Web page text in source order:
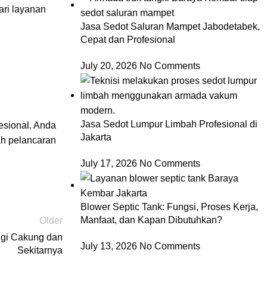
layanan
Anda
pelancaran
Older
Cakung dan
Sekitarnya
Jasa Sedot Saluran Mampet Jabodetabek,
Cepat dan Profesional
July 20, 2026 No Comments
Jasa Sedot Lumpur Limbah Profesional di
Jakarta
July 17, 2026 No Comments
Blower Septic Tank: Fungsi, Proses Kerja,
Manfaat, dan Kapan Dibutuhkan?
July 13, 2026 No Comments